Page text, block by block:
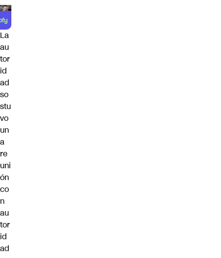
La
au
tor
id
ad
so
stu
vo
un
a
re
uni
ón
co
n
au
tor
id
ad